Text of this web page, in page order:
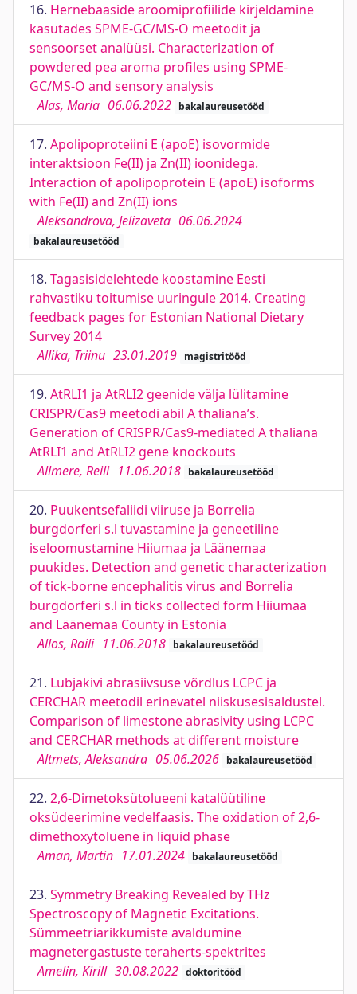
16. Hernebaaside aroomiprofiilide kirjeldamine
kasutades SPME-GC/MS-O meetodit ja
sensoorset analüüsi. Characterization of
powdered pea aroma profiles using SPME-
GC/MS-O and sensory analysis
Alas, Maria 06.06.2022 bakalaureusetööd
17. Apolipoproteiini E (apoE) isovormide
interaktsioon Fe(II) ja Zn(II) ioonidega.
Interaction of apolipoprotein E (apoE) isoforms
with Fe(II) and Zn(II) ions
Aleksandrova, Jelizaveta 06.06.2024
bakalaureusetööd
18. Tagasisidelehtede koostamine Eesti
rahvastiku toitumise uuringule 2014. Creating
feedback pages for Estonian National Dietary
Survey 2014
Allika, Triinu 23.01.2019 magistritööd
19. AtRLI1 ja AtRLI2 geenide välja lülitamine
CRISPR/Cas9 meetodi abil A thaliana’s.
Generation of CRISPR/Cas9-mediated A thaliana
AtRLI1 and AtRLI2 gene knockouts
Allmere, Reili 11.06.2018 bakalaureusetööd
20. Puukentsefaliidi viiruse ja Borrelia
burgdorferi s.l tuvastamine ja geneetiline
iseloomustamine Hiiumaa ja Läänemaa
puukides. Detection and genetic characterization
of tick-borne encephalitis virus and Borrelia
burgdorferi s.l in ticks collected form Hiiumaa
and Läänemaa County in Estonia
Allos, Raili 11.06.2018 bakalaureusetööd
21. Lubjakivi abrasiivsuse võrdlus LCPC ja
CERCHAR meetodil erinevatel niiskusesisaldustel.
Comparison of limestone abrasivity using LCPC
and CERCHAR methods at different moisture
Altmets, Aleksandra 05.06.2026 bakalaureusetööd
22. 2,6-Dimetoksütolueeni katalüütiline
oksüdeerimine vedelfaasis. The oxidation of 2,6-
dimethoxytoluene in liquid phase
Aman, Martin 17.01.2024 bakalaureusetööd
23. Symmetry Breaking Revealed by THz
Spectroscopy of Magnetic Excitations.
Sümmeetriarikkumiste avaldumine
magnetergastuste teraherts-spektrites
Amelin, Kirill 30.08.2022 doktoritööd